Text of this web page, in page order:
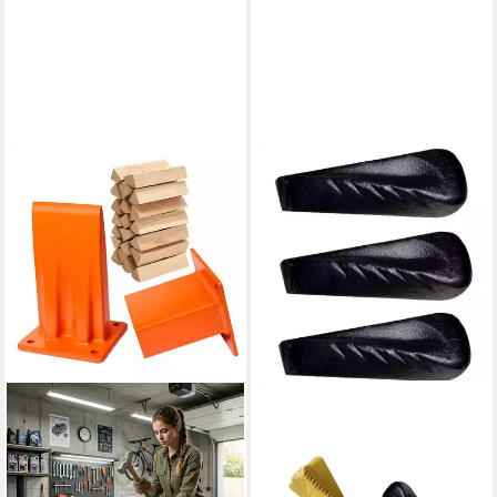
21,5 x 6 cm 2,25 kg Massiv &
sicher Spaltkeil, Spaltgutlänge